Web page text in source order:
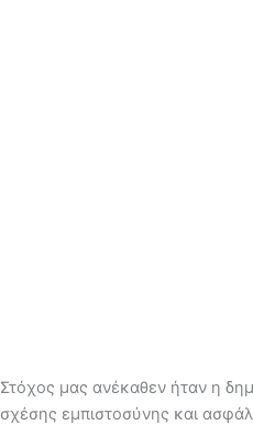
Στόχος μας ανέκαθεν ήταν η
σχέσης εμπιστοσύνης και